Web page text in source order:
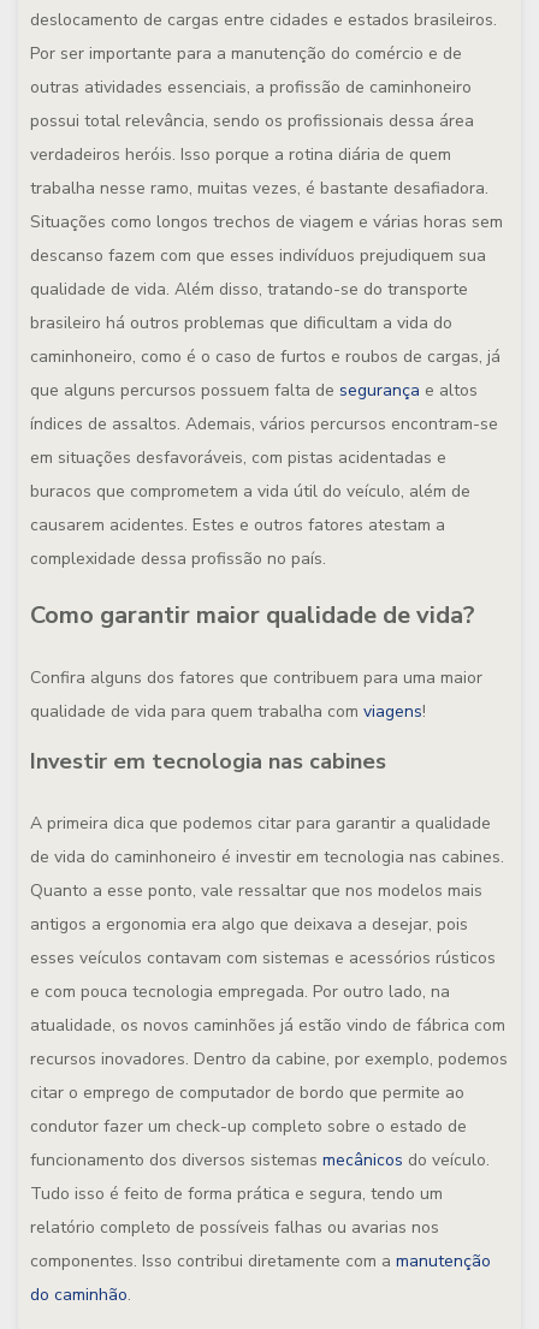
deslocamento de cargas entre cidades e estados brasileiros.
Por ser importante para a manutenção do comércio e de
outras atividades essenciais, a profissão de caminhoneiro
possui total relevância, sendo os profissionais dessa área
verdadeiros heróis. Isso porque a rotina diária de quem
trabalha nesse ramo, muitas vezes, é bastante desafiadora.
Situações como longos trechos de viagem e várias horas sem
descanso fazem com que esses indivíduos prejudiquem sua
qualidade de vida. Além disso, tratando-se do transporte
brasileiro há outros problemas que dificultam a vida do
caminhoneiro, como é o caso de furtos e roubos de cargas, já
que alguns percursos possuem falta de segurança e altos
índices de assaltos. Ademais, vários percursos encontram-se
em situações desfavoráveis, com pistas acidentadas e
buracos que comprometem a vida útil do veículo, além de
causarem acidentes. Estes e outros fatores atestam a
complexidade dessa profissão no país.
Como garantir maior qualidade de vida?
Confira alguns dos fatores que contribuem para uma maior
qualidade de vida para quem trabalha com viagens!
Investir em tecnologia nas cabines
A primeira dica que podemos citar para garantir a qualidade
de vida do caminhoneiro é investir em tecnologia nas cabines.
Quanto a esse ponto, vale ressaltar que nos modelos mais
antigos a ergonomia era algo que deixava a desejar, pois
esses veículos contavam com sistemas e acessórios rústicos
e com pouca tecnologia empregada. Por outro lado, na
atualidade, os novos caminhões já estão vindo de fábrica com
recursos inovadores. Dentro da cabine, por exemplo, podemos
citar o emprego de computador de bordo que permite ao
condutor fazer um check-up completo sobre o estado de
funcionamento dos diversos sistemas mecânicos do veículo.
Tudo isso é feito de forma prática e segura, tendo um
relatório completo de possíveis falhas ou avarias nos
componentes. Isso contribui diretamente com a manutenção
do caminhão.